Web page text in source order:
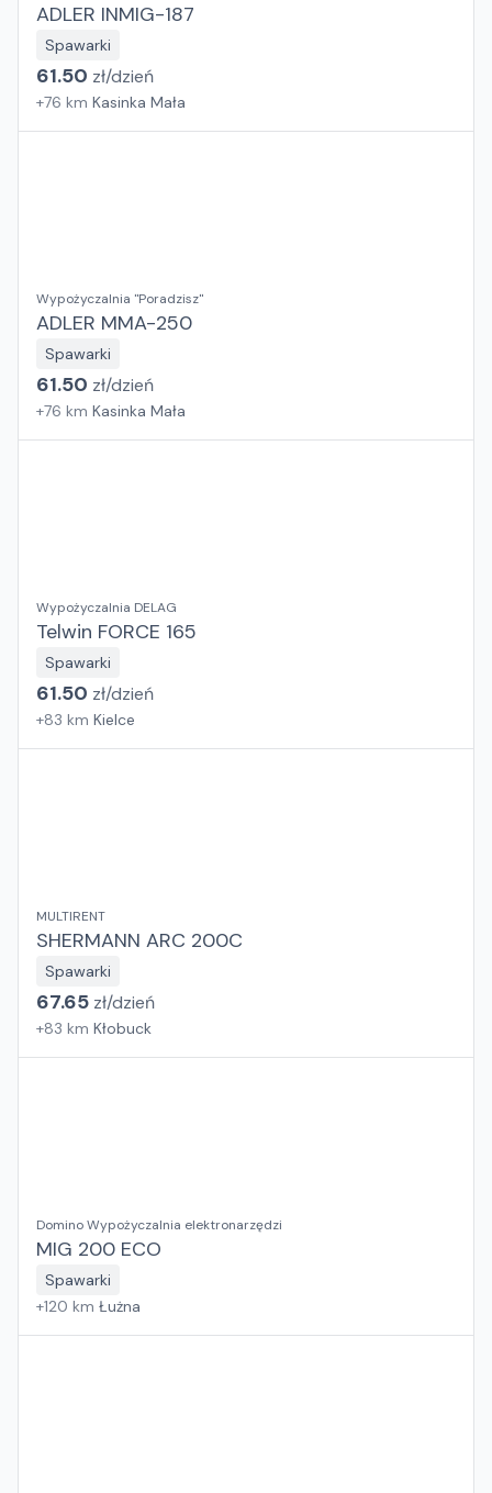
ADLER INMIG-187
Spawarki
61.50 zł/dzień
+76 km Kasinka Mała
Wypożyczalnia "Poradzisz"
ADLER MMA-250
Spawarki
61.50 zł/dzień
+76 km Kasinka Mała
Wypożyczalnia DELAG
Telwin FORCE 165
Spawarki
61.50 zł/dzień
+83 km Kielce
MULTIRENT
SHERMANN ARC 200C
Spawarki
67.65 zł/dzień
+83 km Kłobuck
Domino Wypożyczalnia elektronarzędzi
MIG 200 ECO
Spawarki
+120 km Łużna